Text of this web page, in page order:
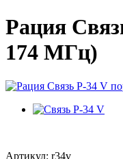
Рация
174 МГц)
Артикул: r34v